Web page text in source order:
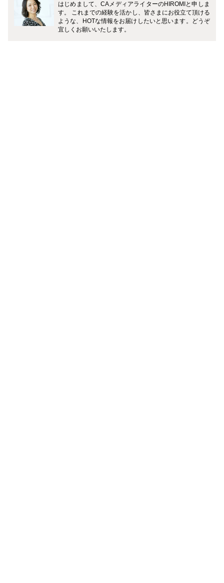
はじめまして、CAメディアライターのHIROMIと申しま
す。 これまでの経験を活かし、皆さまにお役立て頂ける
ような、HOTな情報をお届けしたいと思います。どうぞ
宜しくお願いいたします。